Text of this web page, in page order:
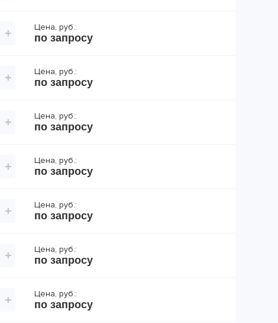
+ Цена, руб.:
по запросу
+ Цена, руб.:
по запросу
+ Цена, руб.:
по запросу
+ Цена, руб.:
по запросу
+ Цена, руб.:
по запросу
+ Цена, руб.:
по запросу
+ Цена, руб.:
по запросу